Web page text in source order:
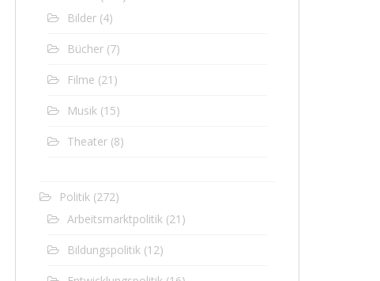
Bilder (4)
Bücher (7)
Filme (21)
Musik (15)
Theater (8)
Politik (272)
Arbeitsmarktpolitik (21)
Bildungspolitik (12)